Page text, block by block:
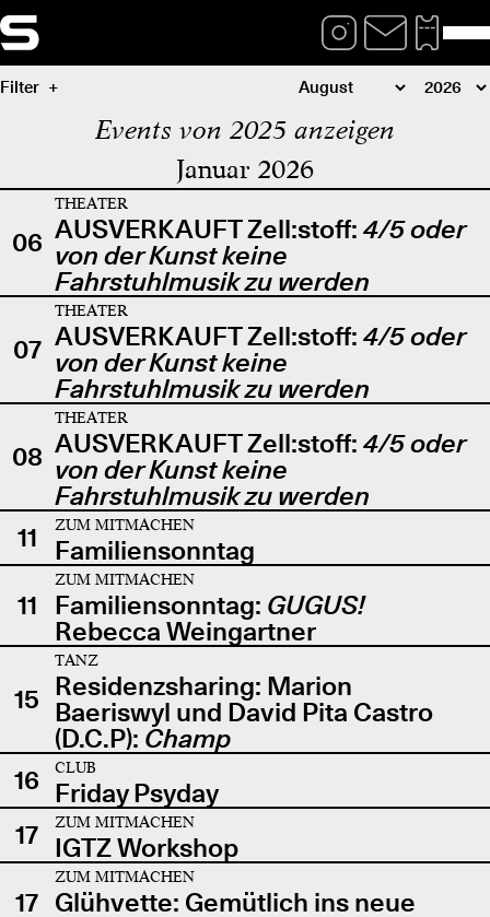
Filter
Events von 2025 anzeigen
Januar 2026
06
THEATER
AUSVERKAUFT Zell:stoff: 4/5 oder
von der Kunst keine
Fahrstuhlmusik zu werden
07
THEATER
AUSVERKAUFT Zell:stoff: 4/5 oder
von der Kunst keine
Fahrstuhlmusik zu werden
08
THEATER
AUSVERKAUFT Zell:stoff: 4/5 oder
von der Kunst keine
Fahrstuhlmusik zu werden
11
ZUM MITMACHEN
Familiensonntag
11
ZUM MITMACHEN
Familiensonntag: GUGUS!
Rebecca Weingartner
15
TANZ
Residenzsharing: Marion
Baeriswyl und David Pita Castro
(D.C.P): Champ
16
CLUB
Friday Psyday
17
ZUM MITMACHEN
IGTZ Workshop
17
ZUM MITMACHEN
Glühvette: Gemütlich ins neue